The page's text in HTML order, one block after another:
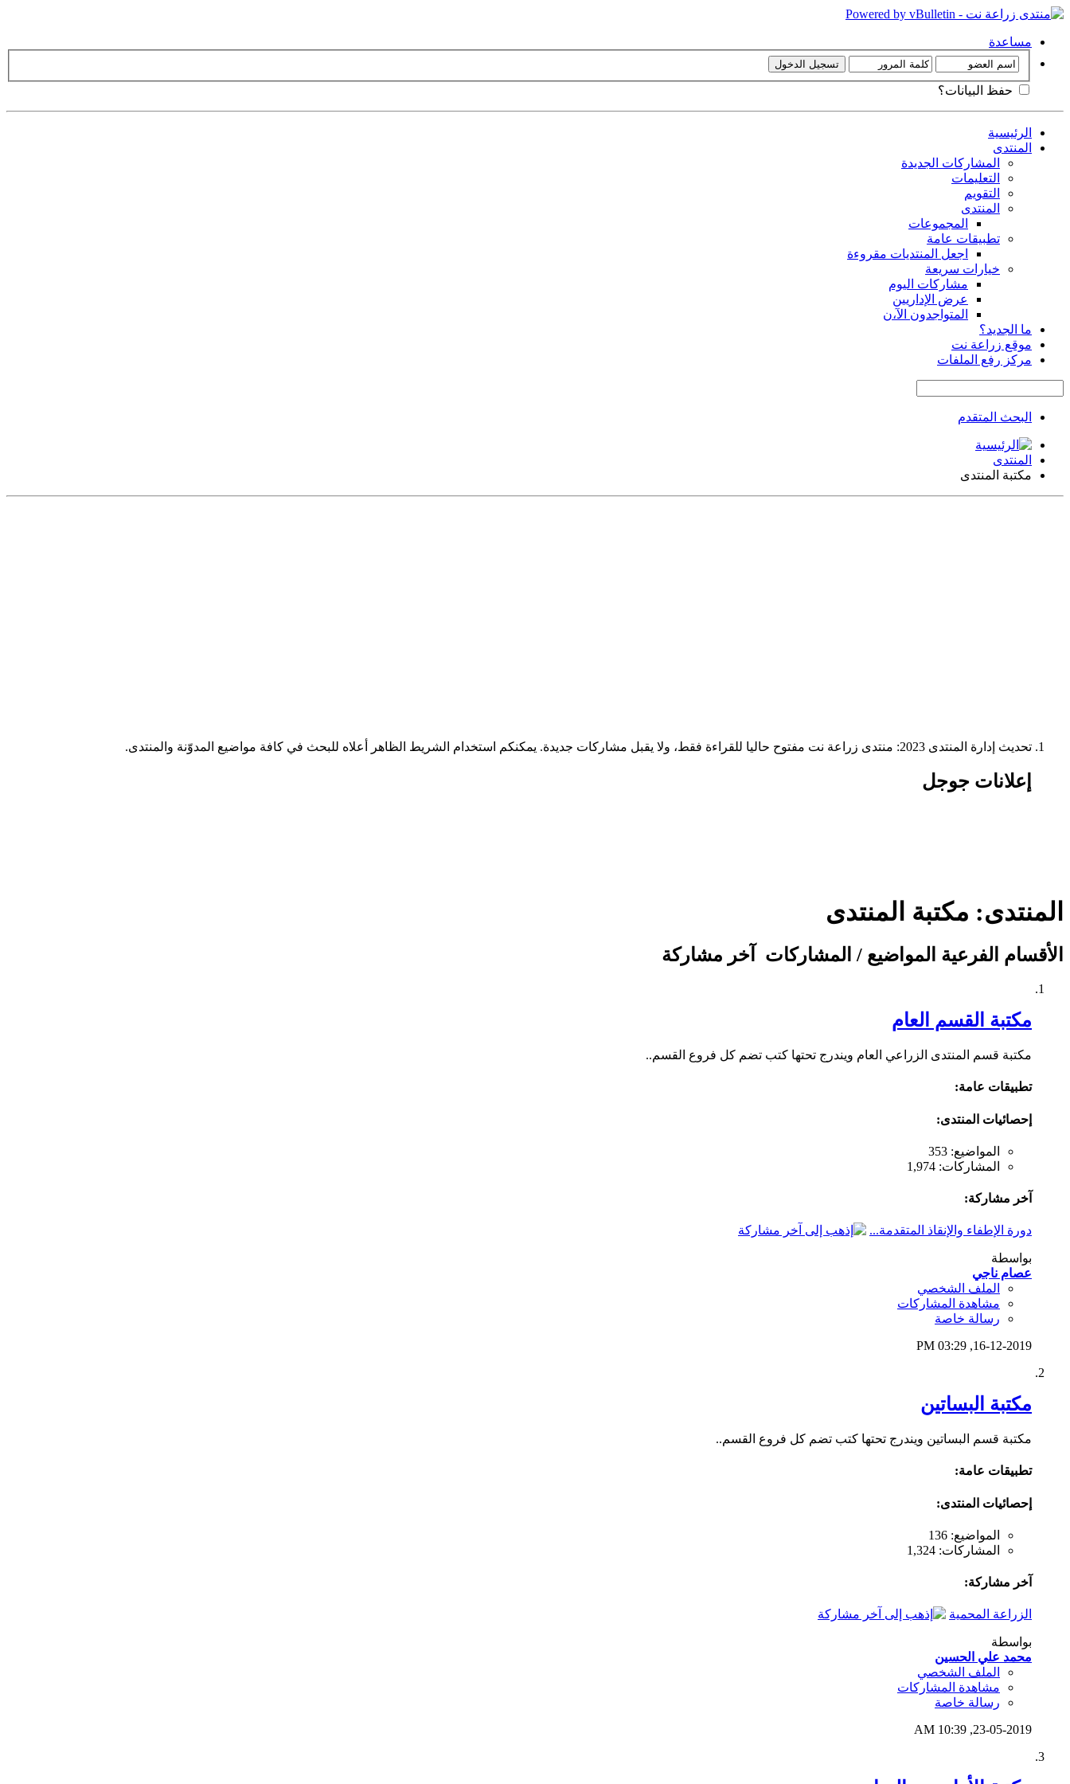
مساعدة
حفظ البيانات؟
الرئيسية
المنتدى
المشاركات الجديدة
التعليمات
التقويم
المنتدى
المجموعات
تطبيقات عامة
اجعل المنتديات مقروءة
خيارات سريعة
مشاركات اليوم
عرض الإداريين
المتواجدون الآ،ن
ما الجديد؟
موقع زراعة نت
مركز رفع الملفات
البحث المتقدم
المنتدى
مكتبة المنتدى
تحديث إدارة المنتدى 2023: منتدى زراعة نت مفتوح حاليا للقراءة فقط، ولا يقبل مشاركات جديدة. يمكنكم استخدام الشريط الظاهر أعلاه للبحث في كافة مواضيع المدوّنة والمنتدى.
إعلانات جوجل
المنتدى: مكتبة المنتدى
الأقسام الفرعية المواضيع / المشاركات آخر مشاركة
مكتبة القسم العام
مكتبة قسم المنتدى الزراعي العام ويندرج تحتها كتب تضم كل فروع القسم..
تطبيقات عامة:
إحصائيات المنتدى:
المواضيع: 353
المشاركات: 1,974
آخر مشاركة:
دورة الإطفاء والإنقاذ المتقدمة...
بواسطة
عصام ناجي
الملف الشخصي
مشاهدة المشاركات
رسالة خاصة
16-12-2019,
03:29 PM
مكتبة البساتين
مكتبة قسم البساتين ويندرج تحتها كتب تضم كل فروع القسم..
تطبيقات عامة:
إحصائيات المنتدى:
المواضيع: 136
المشاركات: 1,324
آخر مشاركة:
الزراعة المحمية
بواسطة
محمد علي الحسين
الملف الشخصي
مشاهدة المشاركات
رسالة خاصة
23-05-2019,
10:39 AM